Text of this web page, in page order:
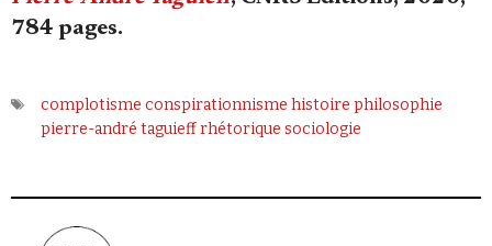
784 pages.
complotisme conspirationnisme histoire philosophie
pierre-andré taguieffrhétorique sociologie